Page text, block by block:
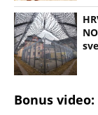
Bonus video: